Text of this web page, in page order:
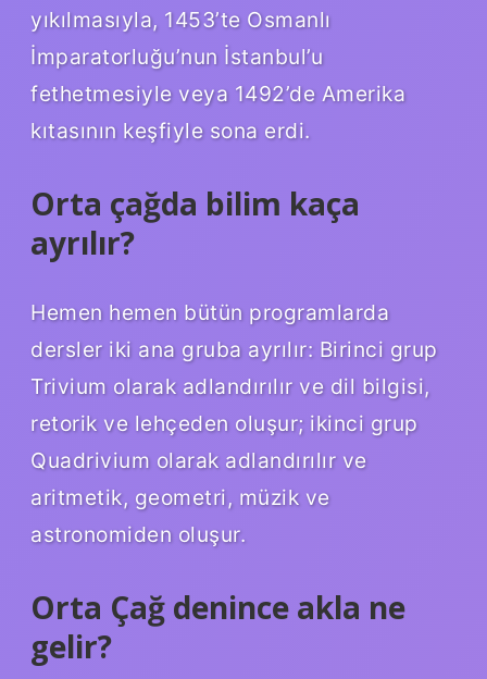
yıkılmasıyla, 1453’te Osmanlı
İmparatorluğu’nun İstanbul’u
fethetmesiyle veya 1492’de Amerika
kıtasının keşfiyle sona erdi.
Orta çağda bilim kaça
ayrılır?
Hemen hemen bütün programlarda
dersler iki ana gruba ayrılır: Birinci grup
Trivium olarak adlandırılır ve dil bilgisi,
retorik ve lehçeden oluşur; ikinci grup
Quadrivium olarak adlandırılır ve
aritmetik, geometri, müzik ve
astronomiden oluşur.
Orta Çağ denince akla ne
gelir?